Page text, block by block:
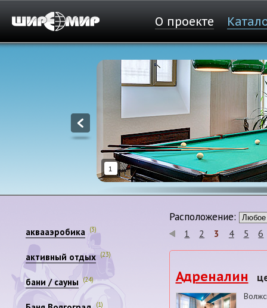
О проекте
1
аквааэробика (3)
активный отдых (23)
бани / сауны (24)
(1)
Расположение:
1 2 3 4 5 6
Адреналин